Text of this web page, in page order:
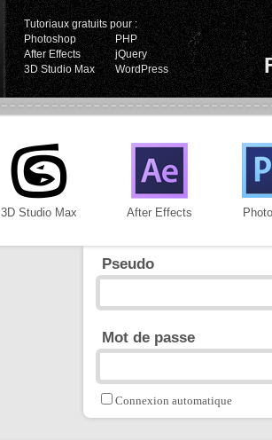
Tutoriaux gratuits pour :
Photoshop
PHP
After Effects
jQuery
3D Studio Max
WordPress
3D Studio Max After Effects
Pseudo
Mot de passe
Connexion automatique